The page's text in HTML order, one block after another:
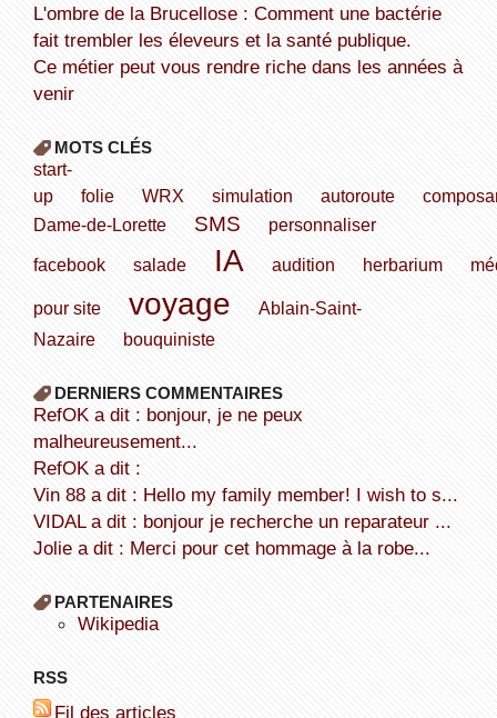
L'ombre de la Brucellose : Comment une bactérie
fait trembler les éleveurs et la santé publique.
Ce métier peut vous rendre riche dans les années à
venir
MOTS CLÉS
start-
up
folie WRX simulation autoroute
Dame-de-Lorette
SMS
personnaliser
facebook
salade IA audition herbarium
pour site voyage
Ablain-Saint-
Nazaire
bouquiniste
DERNIERS COMMENTAIRES
refOK a dit : bonjour, je ne peux
malheureusement...
refOK a dit :
Vin 88 a dit : Hello my family member! I wish to s...
VIDAL a dit : bonjour je recherche un reparateur ...
Jolie a dit : Merci pour cet hommage à la robe...
PARTENAIRES
wikipedia
RSS
Fil des articles